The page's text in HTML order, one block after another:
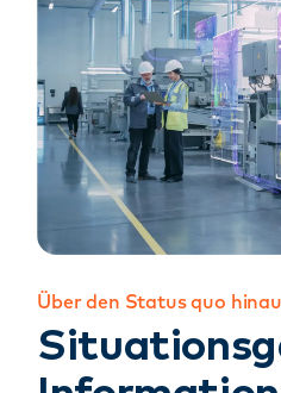
Über den Status quo